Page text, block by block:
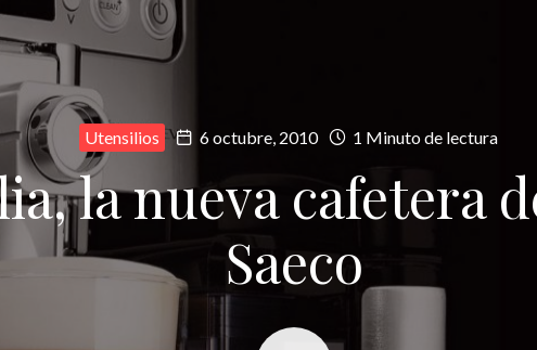
Utensilios 6 octubre, 2010 1 Minuto de lectura
la nueva cafetera
Saeco